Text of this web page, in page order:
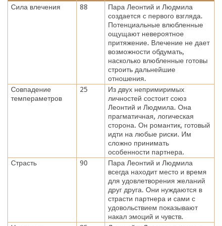
Сила влечения 88
Пара Леонтий и Людмила
создается с первого взгляда.
Потенциальные влюбленные
ощущают невероятное
притяжение. Влечение не дает
возможности обдумать,
насколько влюбленные готовы
строить дальнейшие
отношения.
Совпадение
темпераметров
25
Из двух непримиримых
личностей состоит союз
Леонтий и Людмила. Она
прагматичная, логическая
сторона. Он романтик, готовый
идти на любые риски. Им
сложно принимать
особенности партнера.
Страсть
90
Пара Леонтий и Людмила
всегда находит место и время
для удовлетворения желаний
друг друга. Они нуждаются в
страсти партнера и сами с
удовольствием показывают
накал эмоций и чувств.